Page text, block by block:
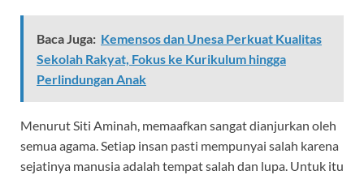
Baca Juga: Kemensos dan Unesa Perkuat Kualitas
Sekolah Rakyat, Fokus ke Kurikulum hingga
Perlindungan Anak
Menurut Siti Aminah, memaafkan sangat dianjurkan oleh
semua agama. Setiap insan pasti mempunyai salah karena
sejatinya manusia adalah tempat salah dan lupa. Untuk itu